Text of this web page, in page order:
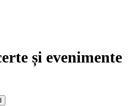
și evenimente